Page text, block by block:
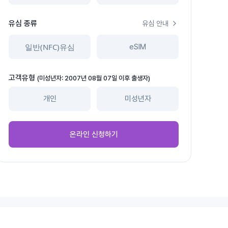
유심 종류 유심 안내
일반(NFC)유심 eSIM
고객유형 (미성년자: 2007년 08월 07일 이후 출생자)
개인 미성년자
온라인 신청하기